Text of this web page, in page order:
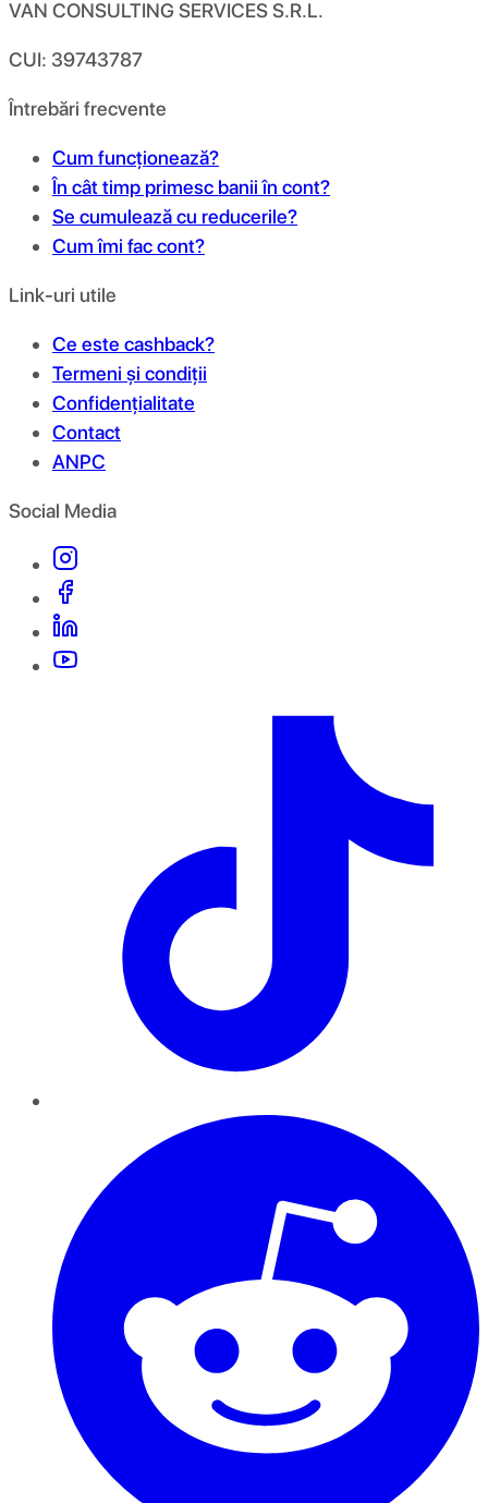
VAN CONSULTING SERVICES S.R.L.
CUI: 39743787
Întrebări frecvente
Cum funcționează?
În cât timp primesc banii în cont?
Se cumulează cu reducerile?
Cum îmi fac cont?
Link-uri utile
Ce este cashback?
Termeni și condiții
Confidențialitate
Contact
ANPC
Social Media